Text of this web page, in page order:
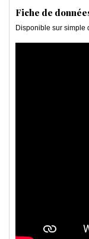
Fiche de
Disponible sur simple